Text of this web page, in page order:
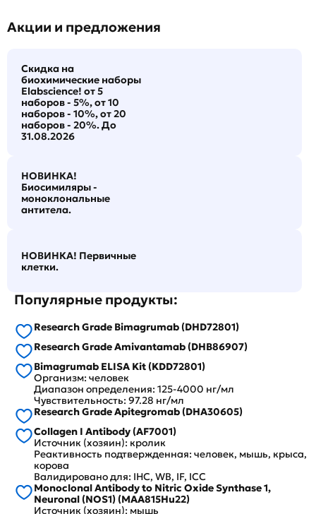
Акции и предложения
Скидка на
биохимические наборы
Elabscience! от 5
наборов - 5%, от 10
наборов - 10%, от 20
наборов - 20%. До
31.08.2026
НОВИНКА!
Биосимиляры -
моноклональные
антитела.
НОВИНКА! Первичные
клетки.
Популярные продукты:
Research Grade Bimagrumab (DHD72801)
Research Grade Amivantamab (DHB86907)
Bimagrumab ELISA Kit (KDD72801)
Организм: человек
Диапазон определения: 125-4000 нг/мл
Чувствительность: 97.28 нг/мл
Research Grade Apitegromab (DHA30605)
Collagen I Antibody (AF7001)
Источник (хозяин): кролик
Реактивность подтвержденная: человек, мышь, крыса,
корова
Валидировано для: IHC, WB, IF, ICC
Monoclonal Antibody to Nitric Oxide Synthase 1,
Neuronal (NOS1) (MAA815Hu22)
Источник (хозяин): мышь